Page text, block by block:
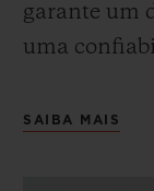
garante um
uma
SAIBA MAIS